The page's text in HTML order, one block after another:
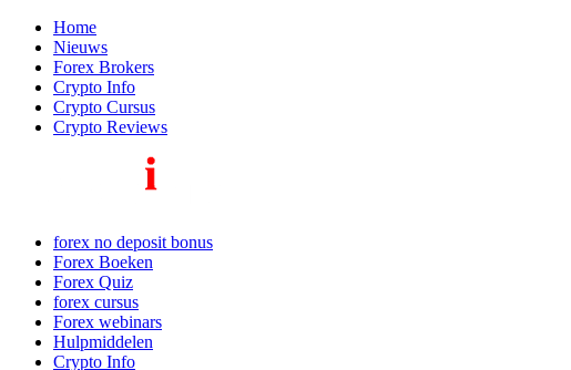
Home
Nieuws
Forex Brokers
Crypto Info
Crypto Cursus
Crypto Reviews
forex no deposit bonus
Forex Boeken
Forex Quiz
forex cursus
Forex webinars
Hulpmiddelen
Crypto Info